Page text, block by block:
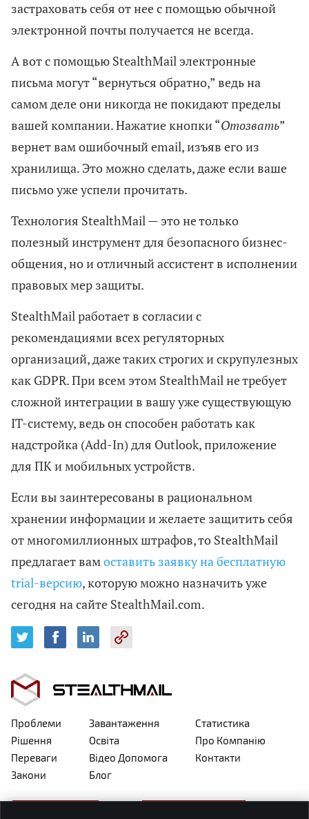
застраховать себя от нее с помощью обычной
электронной почты получается не всегда.
А вот с помощью StealthMail электронные
письма могут “вернуться обратно,” ведь на
самом деле они никогда не покидают пределы
вашей компании. Нажатие кнопки “Отозвать”
вернет вам ошибочный email, изъяв его из
хранилища. Это можно сделать, даже если ваше
письмо уже успели прочитать.
Технология StealthMail — это не только
полезный инструмент для безопасного бизнес-
общения, но и отличный ассистент в исполнении
правовых мер защиты.
StealthMail работает в согласии с
рекомендациями всех регуляторных
организаций, даже таких строгих и скрупулезных
как GDPR. При всем этом StealthMail не требует
сложной интеграции в вашу уже существующую
IT-систему, ведь он способен работать как
надстройка (Add-In) для Outlook, приложение
для ПК и мобильных устройств.
Если вы заинтересованы в рациональном
хранении информации и желаете защитить себя
от многомиллионных штрафов, то StealthMail
предлагает вамоставить заявку на бесплатную
trial-версию, которую можно назначить уже
сегодня на сайте StealthMail.com.
Проблеми
Рішення
Переваги
Закони
Завантаження
Освіта
Відео Допомога
Блог
Статистика
Про Компанію
Контакти